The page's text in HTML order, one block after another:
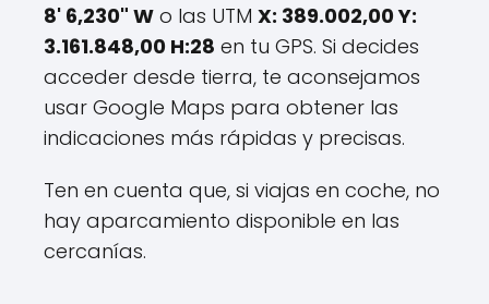
8' 6,230" W o las UTM X: 389.002,00 Y:
3.161.848,00 H:28 en tu GPS. Si decides
acceder desde tierra, te aconsejamos
usar Google Maps para obtener las
indicaciones más rápidas y precisas.
Ten en cuenta que, si viajas en coche, no
hay aparcamiento disponible en las
cercanías.